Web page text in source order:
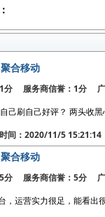
合移动
1分 服务商信誉：1分
己刷自己好评？ 两头收黑
间：2020/11/5 15:21:14
合移动
5分 服务商信誉：5分
，运营实力很足，能看出